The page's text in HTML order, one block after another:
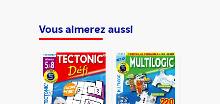
Vous aimerez aussi